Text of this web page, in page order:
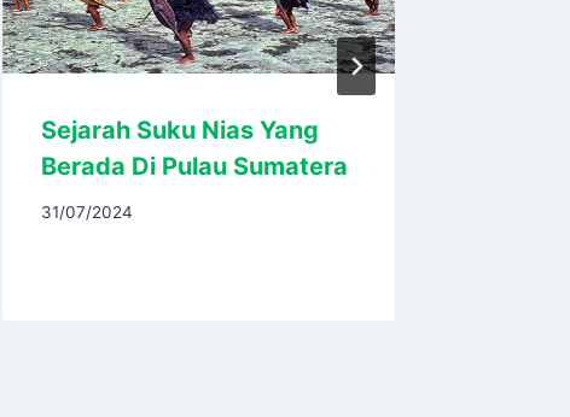
Sejarah Suku Nias Yang
Berada Di Pulau Sumatera
31/07/2024